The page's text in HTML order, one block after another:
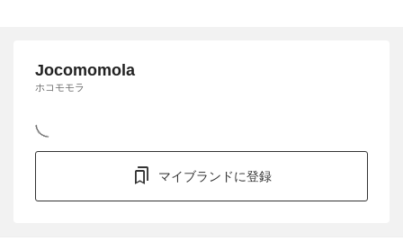
Jocomomola
ホコモモラ
マイブランドに登録